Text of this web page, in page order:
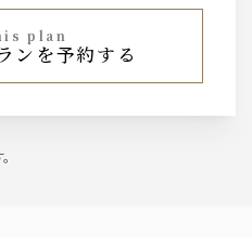
plan
ランを予約する